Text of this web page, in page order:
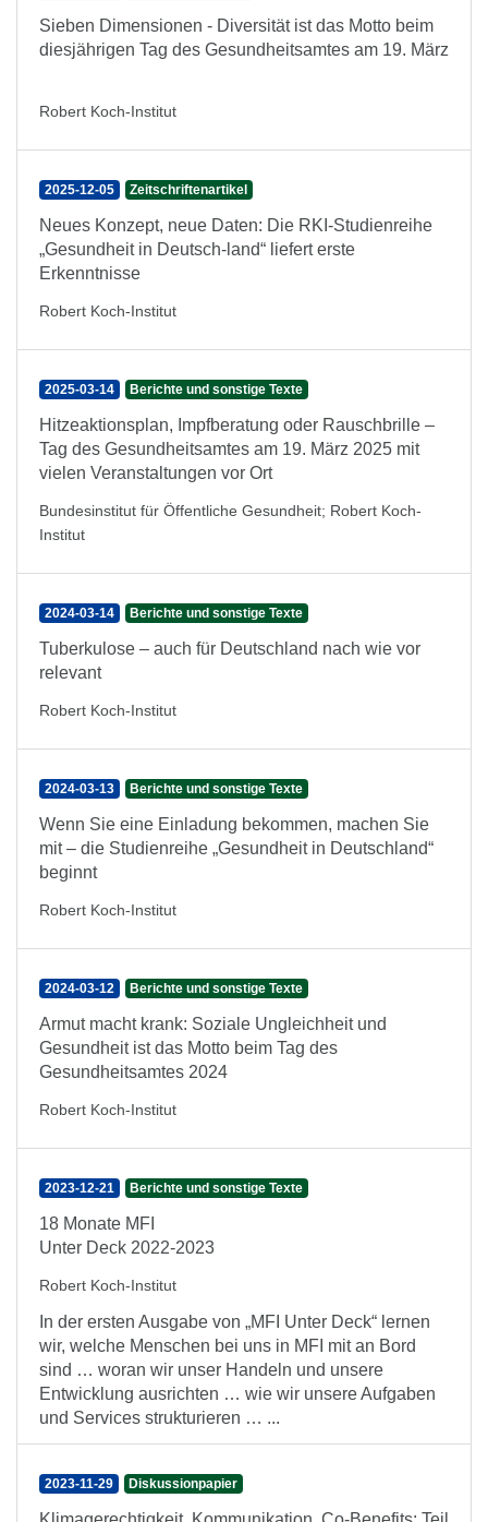
Sieben Dimensionen - Diversität ist das Motto beim
diesjährigen Tag des Gesundheitsamtes am 19. März
Robert Koch-Institut
2025-12-05 Zeitschriftenartikel
Neues Konzept, neue Daten: Die RKI-Studienreihe
„Gesundheit in Deutsch-land“ liefert erste
Erkenntnisse
Robert Koch-Institut
2025-03-14 Berichte und sonstige Texte
Hitzeaktionsplan, Impfberatung oder Rauschbrille –
Tag des Gesundheitsamtes am 19. März 2025 mit
vielen Veranstaltungen vor Ort
Bundesinstitut für Öffentliche Gesundheit; Robert Koch-
Institut
2024-03-14 Berichte und sonstige Texte
Tuberkulose – auch für Deutschland nach wie vor
relevant
Robert Koch-Institut
2024-03-13 Berichte und sonstige Texte
Wenn Sie eine Einladung bekommen, machen Sie
mit – die Studienreihe „Gesundheit in Deutschland“
beginnt
Robert Koch-Institut
2024-03-12 Berichte und sonstige Texte
Armut macht krank: Soziale Ungleichheit und
Gesundheit ist das Motto beim Tag des
Gesundheitsamtes 2024
Robert Koch-Institut
2023-12-21 Berichte und sonstige Texte
18 Monate MFI
Unter Deck 2022-2023
Robert Koch-Institut
In der ersten Ausgabe von „MFI Unter Deck“ lernen
wir, welche Menschen bei uns in MFI mit an Bord
sind … woran wir unser Handeln und unsere
Entwicklung ausrichten … wie wir unsere Aufgaben
und Services strukturieren … ...
2023-11-29 Diskussionpapier